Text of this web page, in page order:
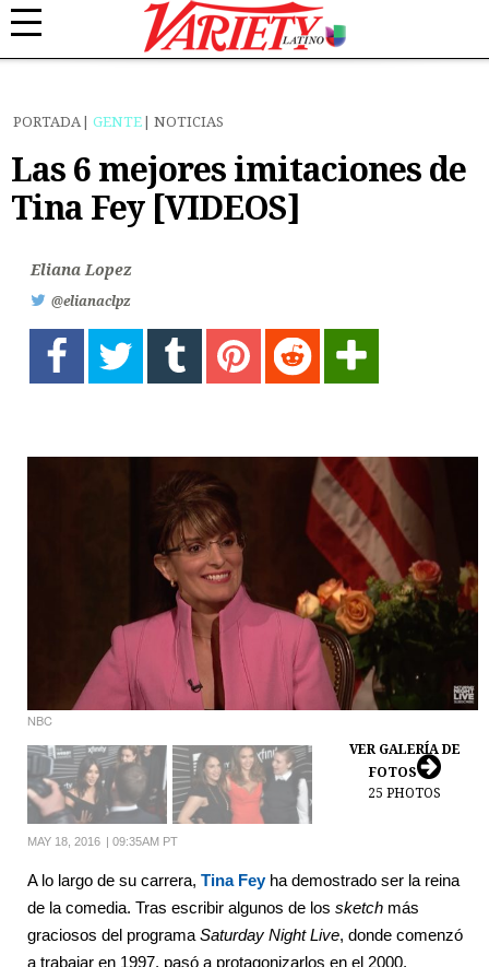
PORTADA GENTE NOTICIAS
Las 6 mejores imitaciones de
Tina Fey [VIDEOS]
Eliana Lopez
@elianaclpz
NBC
VER GALERÍA DE
FOTOS
25 PHOTOS
MAY 18, 2016 09:35AM PT
A lo largo de su carrera, Tina Feyha demostrado ser la reina
de la comedia. Tras escribir algunos de los sketch más
graciosos del programa Saturday Night Live, donde comenzó
a trabajar en 1997, pasó a protagonizarlos en el 2000,